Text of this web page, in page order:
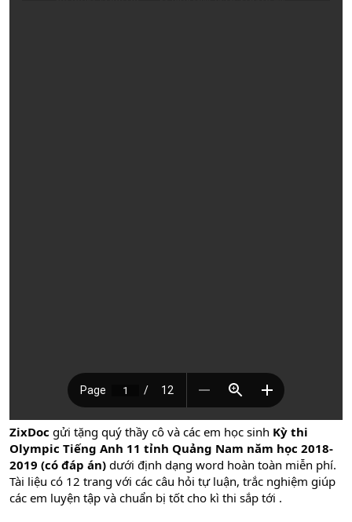
ZixDoc gửi tặng quý thầy cô và các em học sinh Kỳ thi
Olympic Tiếng Anh 11 tỉnh Quảng Nam năm học 2018-
2019 (có đáp án) dưới định dạng word hoàn toàn miễn phí.
Tài liệu có 12 trang với các câu hỏi tự luận, trắc nghiệm giúp
các em luyện tập và chuẩn bị tốt cho kì thi sắp tới .